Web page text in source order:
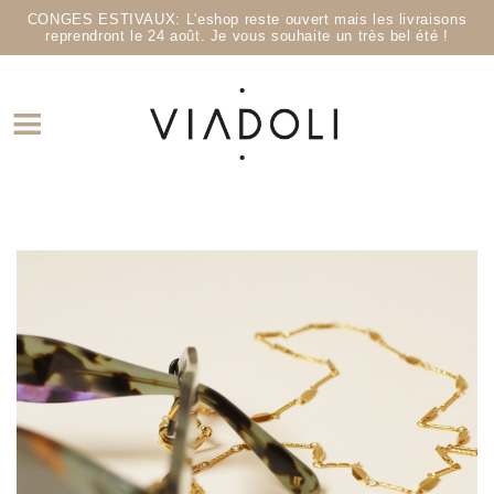
CONGES ESTIVAUX: L'eshop reste ouvert mais les livraisons
reprendront le 24 août. Je vous souhaite un très bel été !